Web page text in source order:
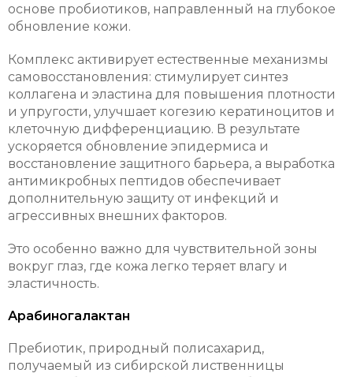
основе пробиотиков, направленный на глубокое
обновление кожи.
Комплекс активирует естественные механизмы
самовосстановления: стимулирует синтез
коллагена и эластина для повышения плотности
и упругости, улучшает когезию кератиноцитов и
клеточную дифференциацию. В результате
ускоряется обновление эпидермиса и
восстановление защитного барьера, а выработка
антимикробных пептидов обеспечивает
дополнительную защиту от инфекций и
агрессивных внешних факторов.
Это особенно важно для чувствительной зоны
вокруг глаз, где кожа легко теряет влагу и
эластичность.
Арабиногалактан
Пребиотик, природный полисахарид,
получаемый из сибирской лиственницы